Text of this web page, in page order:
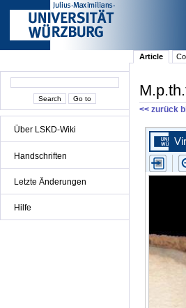
Über LSKD-Wiki
Handschriften
Letzte Änderungen
Hilfe
Article
<< zurück